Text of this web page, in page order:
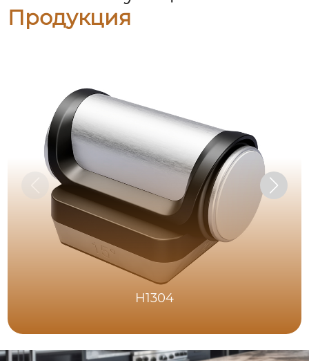
Продукция
H1304